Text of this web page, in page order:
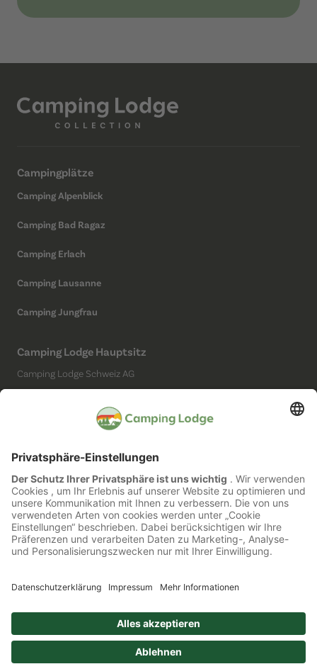
Campingplätze
Camping Alpenblick
Camping Bad Ragaz
Camping Erlach
Camping Lausanne
Camping Jungfrau
Camping Lodge Hauptsitz
Camping Lodge Schweiz AG
Social Media
Impressum
Cookie Einstellungen